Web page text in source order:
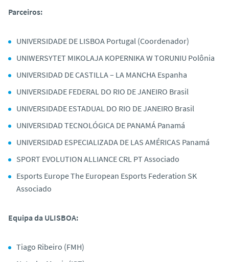
Parceiros:
UNIVERSIDADE DE LISBOA Portugal (Coordenador)
UNIWERSYTET MIKOLAJA KOPERNIKA W TORUNIU Polônia
UNIVERSIDAD DE CASTILLA – LA MANCHA Espanha
UNIVERSIDADE FEDERAL DO RIO DE JANEIRO Brasil
UNIVERSIDADE ESTADUAL DO RIO DE JANEIRO Brasil
UNIVERSIDAD TECNOLÓGICA DE PANAMÁ Panamá
UNIVERSIDAD ESPECIALIZADA DE LAS AMÉRICAS Panamá
SPORT EVOLUTION ALLIANCE CRL PT Associado
Esports Europe The European Esports Federation SK
Associado
Equipa da ULISBOA:
Tiago Ribeiro (FMH)